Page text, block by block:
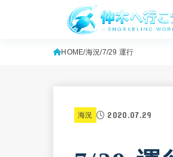
HOME 海況 7/29 運行
海況 2020.07.29